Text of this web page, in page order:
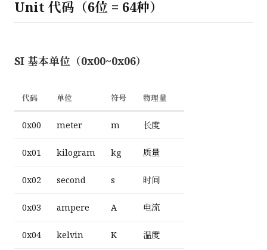
Unit 代码（6位 = 64种）
SI 基本单位（0x00~0x06）
代码 单位 符号 物理量
0x00 meter m 长度
0x01 kilogram kg 质量
0x02 second s 时间
0x03 ampere A 电流
0x04 kelvin K 温度